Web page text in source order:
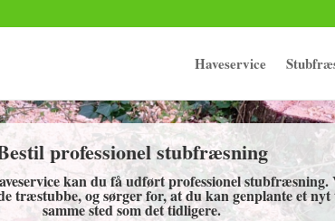
Haveservice
professionel stubfræsning
kan du få udført professionel stubfræsning.
træstubbe, og sørger for, at du kan genplante et
samme sted som det tidligere.